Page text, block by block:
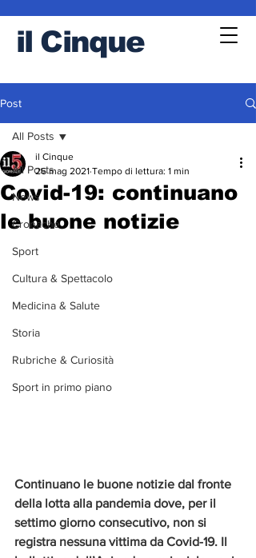
il Cinque
Post
All Posts
News
Cronache
Sport
Cultura & Spettacolo
Medicina & Salute
Storia
Rubriche & Curiosità
Sport in primo piano
All Posts
Covid-19: continuano
le buone notizie
il Cinque
26 mag 2021 Tempo di lettura: 1 min
Continuano le buone notizie dal fronte
della lotta alla pandemia dove, per il
settimo giorno consecutivo, non si
registra nessuna vittima da Covid-19. Il